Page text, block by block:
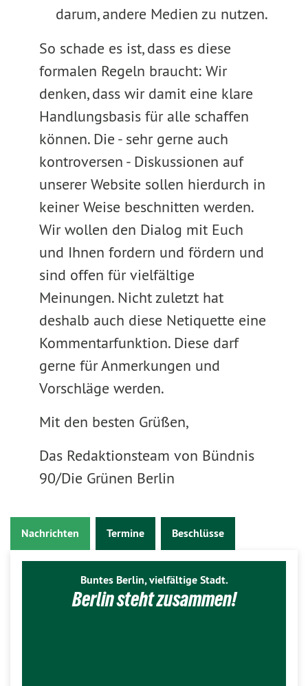
darum, andere Medien zu nutzen.
So schade es ist, dass es diese
formalen Regeln braucht: Wir
denken, dass wir damit eine klare
Handlungsbasis für alle schaffen
können. Die - sehr gerne auch
kontroversen - Diskussionen auf
unserer Website sollen hierdurch in
keiner Weise beschnitten werden.
Wir wollen den Dialog mit Euch
und Ihnen fordern und fördern und
sind offen für vielfältige
Meinungen. Nicht zuletzt hat
deshalb auch diese Netiquette eine
Kommentarfunktion. Diese darf
gerne für Anmerkungen und
Vorschläge werden.
Mit den besten Grüßen,
Das Redaktionsteam von Bündnis
90/Die Grünen Berlin
Nachrichten Termine Beschlüsse
Buntes Berlin, vielfältige Stadt.
Berlin steht zusammen!